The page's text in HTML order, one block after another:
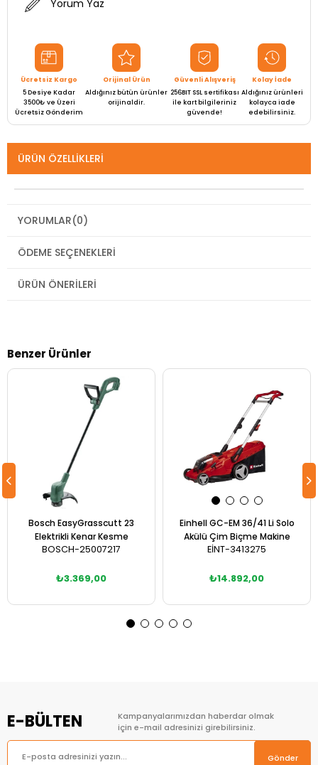
Yorum Yaz
Ücretsiz Kargo
5 Desiye Kadar
3500₺ ve Üzeri
Ücretsiz Gönderim
Orijinal Ürün
Aldığınız bütün ürünler
orijinaldir.
Güvenli Alışveriş
256BIT SSL sertifikası
ile kart bilgileriniz
güvende!
Kolay İade
Aldığınız ürünleri
kolayca iade
edebilirsiniz.
ÜRÜN ÖZELLIKLERI
YORUMLAR(0)
ÖDEME SEÇENEKLERI
ÜRÜN ÖNERILERI
Benzer Ürünler
Bosch EasyGrasscutt 23
Elektrikli Kenar Kesme
BOSCH-25007217
₺3.369,00
Einhell GC-EM 36/41 Li Solo
Akülü Çim Biçme Makine
EİNT-3413275
₺14.892,00
E-BÜLTEN
Kampanyalarımızdan haberdar olmak
için e-mail adresinizi girebilirsiniz.
Gönder